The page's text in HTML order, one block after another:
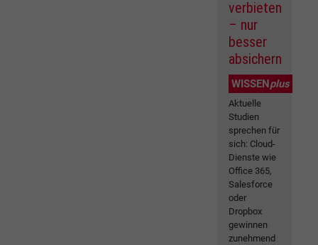
verbieten
– nur
besser
absichern
WISSENplus
Aktuelle
Studien
sprechen für
sich: Cloud-
Dienste wie
Office 365,
Salesforce
oder
Dropbox
gewinnen
zunehmend